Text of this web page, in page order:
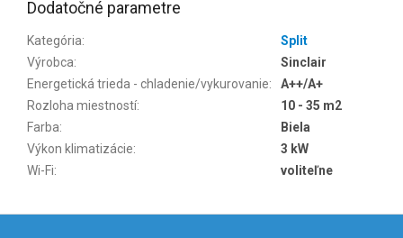
Dodatočné parametre
Kategória:
Split
Výrobca:
Sinclair
Energetická trieda - chladenie/vykurovanie:
A++/A+
Rozloha miestností:
10 - 35 m2
Farba:
Biela
Výkon klimatizácie:
3 kW
Wi-Fi: voliteľne